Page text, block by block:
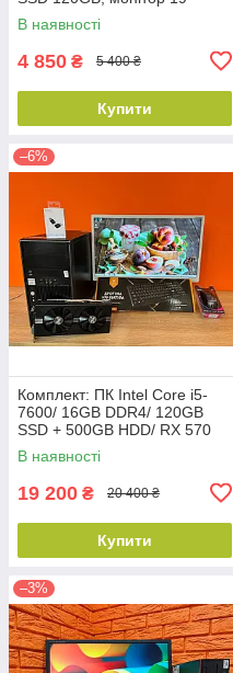
(1366x768), клавіатура, миша
В наявності
4 850 ₴ 5 400 ₴
Купити
–6%
Комплект: ПК Intel Core i5-
7600/ 16GB DDR4/ 120GB
SSD + 500GB HDD/ RX 570
8GB, монітор 24" IPS,
клавіатура, миша, WiFi+BT
В наявності
19 200 ₴ 20 400 ₴
Купити
–3%